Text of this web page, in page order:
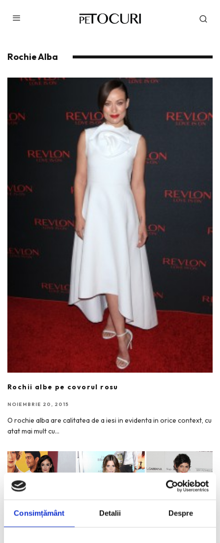
Consimțământ Detalii Despre
Rochie Alba
Rochii albe pe covorul rosu
NOIEMBRIE 20, 2015
O rochie alba are calitatea de a iesi in evidenta in orice context, cu
atat mai mult cu...